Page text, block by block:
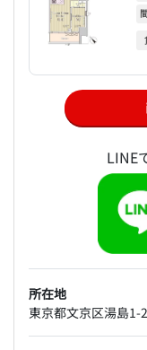
LINE
所在地
東京都文京区湯島1-